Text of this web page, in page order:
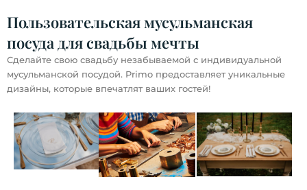
Пользовательская мусульманская
посуда для свадьбы мечты
Сделайте свою свадьбу незабываемой с индивидуальной
мусульманской посудой. Primo предоставляет уникальные
дизайны, которые впечатлят ваших гостей!